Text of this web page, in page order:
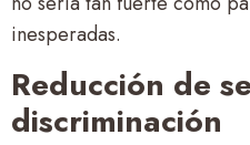
inesperadas.
Reducción de
discriminación